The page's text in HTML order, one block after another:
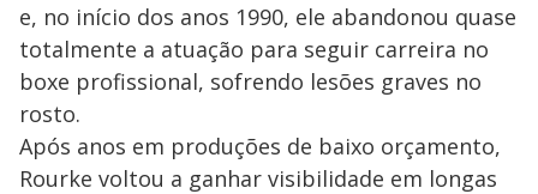
e, no início dos anos 1990, ele abandonou quase
totalmente a atuação para seguir carreira no
boxe profissional, sofrendo lesões graves no
rosto.
Após anos em produções de baixo orçamento,
Rourke voltou a ganhar visibilidade em longas